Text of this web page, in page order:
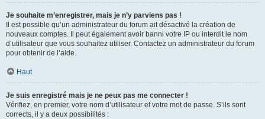
Je souhaite m’enregistrer, mais je n’y parviens pas !
Il est possible qu’un administrateur du forum ait désactivé la création de
nouveaux comptes. Il peut également avoir banni votre IP ou interdit le nom
d’utilisateur que vous souhaitez utiliser. Contactez un administrateur du forum
pour obtenir de l’aide.
Haut
Je suis enregistré mais je ne peux pas me connecter !
Vérifiez, en premier, votre nom d’utilisateur et votre mot de passe. S’ils sont
corrects, il y a deux possibilités :